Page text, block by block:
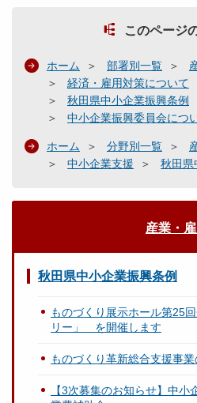
このページ
ホーム 部署別一覧
経済・雇用対策について
秋田県中小企業振興条例
中小企業振興委員会につ
ホーム 分野別一覧
中小企業支援
秋田県
産業・雇
秋田県中小企業振興条例
ものづくり展示ホール第25
リー」 を開催します
ものづくり革新総合支援事
【3次募集のお知らせ】中